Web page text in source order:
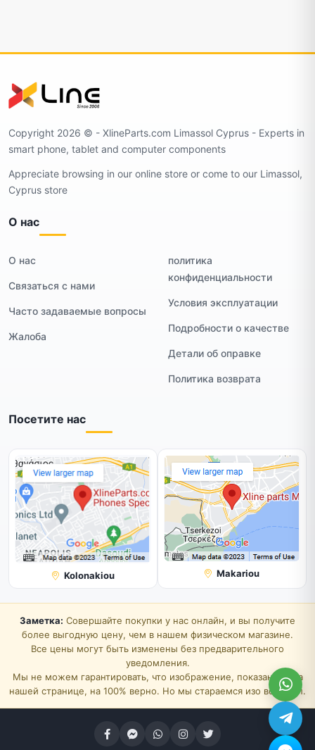
Copyright 2026 ©️ - XlineParts.com Limassol Cyprus - Experts in
smart phone, tablet and computer components
Appreciate browsing in our online store or come to our Limassol,
Cyprus store
О нас
О нас
Связаться с нами
Часто задаваемые вопросы
Жалоба
политика
конфиденциальности
Условия эксплуатации
Подробности о качестве
Детали об оправке
Политика возврата
Посетите нас
Kolonakiou Makariou
Заметка: Совершайте покупки у нас онлайн, и вы получите
более выгодную цену, чем в нашем физическом магазине.
Все цены могут быть изменены без предварительного
уведомления.
Мы не можем гарантировать, что изображение, показанное на
нашей странице, на 100% верно. Но мы стараемся изо всех сил.